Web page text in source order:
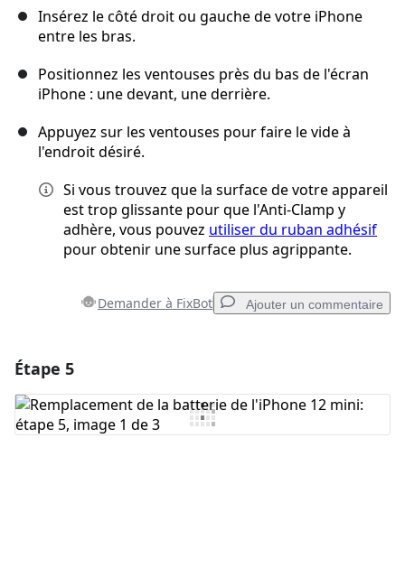
Insérez le côté droit ou gauche de votre iPhone
entre les bras.
Positionnez les ventouses près du bas de l'écran
iPhone : une devant, une derrière.
Appuyez sur les ventouses pour faire le vide à
l'endroit désiré.
Si vous trouvez que la surface de votre appareil
est trop glissante pour que l'Anti-Clamp y
adhère, vous pouvez utiliser du ruban adhésif
pour obtenir une surface plus agrippante.
Demander à FixBot Ajouter un commentaire
Ajouter un commentaire
Étape 5